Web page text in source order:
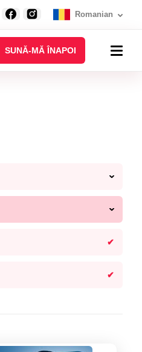
Romanian
SUNĂ-MĂ ÎNAPOI